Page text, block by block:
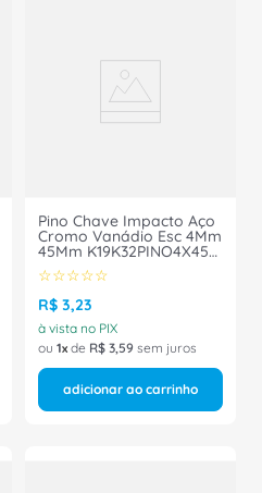
Pino Chave Impacto Aço
Cromo Vanádio Esc 4Mm
45Mm K19K32PINO4X45
Gedore
☆☆☆☆☆
R$ 3,23
à vista no PIX
ou 1 de R$ 3,59 sem juros
adicionar ao carrinho